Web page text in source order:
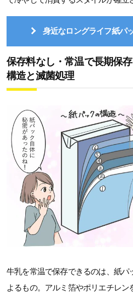
身近なロングライフ紙パ
保存料なし・常温で長期保
構造と滅菌処理
牛乳を常温で保存できるのは、紙パ
よるもの。アルミ箔やポリエチレン